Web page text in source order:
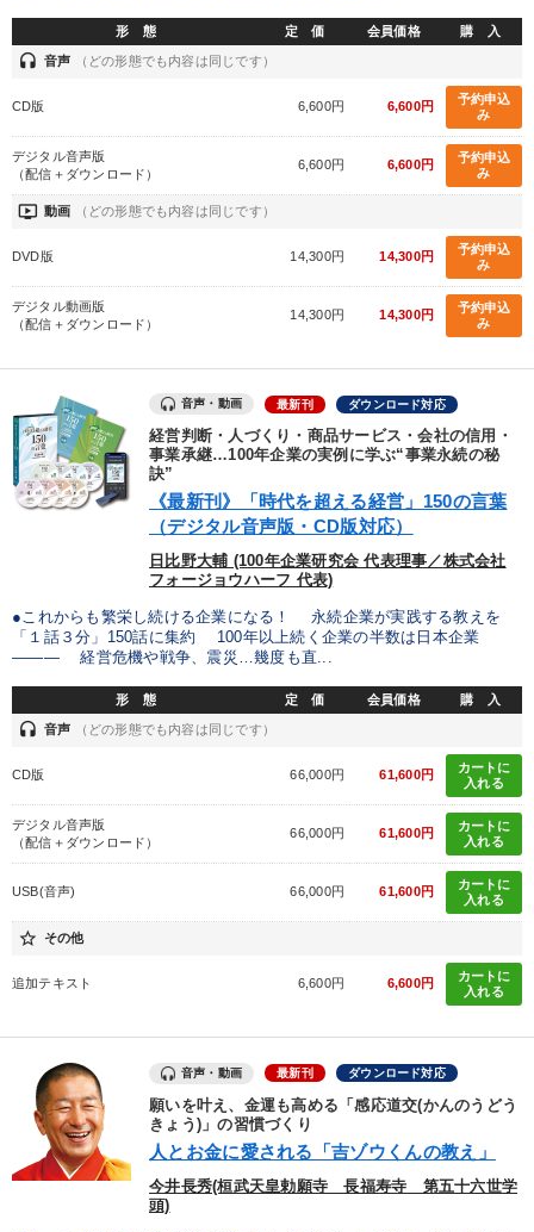
製造業 卸売・小売・飲食業 建設・不動産業
キーワード
ビジネスモデル
賃金制度 FCビジネス
ondemand_video 経営音声・動画を探す refresh 更新する
全国経営者セミナー収録物以外の経営教材（全762タイトル）からお探
しいただけます
集２タイトル
後継社長・アトツギ 成功哲学・人間学
全国経営者セミナー収録〈売れ筋・人気〉音声＆動画20選
最新刊・戦略参謀ChatGPT実戦法と中小企業のDXと講話ご案内
147回春季大会
「儲けの本質」を突く 【4月】音声・映像
最新トレンドと時代の潮流を押さえる
発想力を磨きたい 組織を強化したい 経営を改善したい
社員研修を行いたい
業績を伸ばしたい
形 態 定 価 会員価格 購 入
headset 音声 （どの形態でも内容は同じです）
CD版 6,600円 6,600円
予約申込
み
デジタル音声版
（配信＋ダウンロード）
6,600円 6,600円
予約申込
み
ondemand_video 動画 （どの形態でも内容は同じです）
DVD版 14,300円 14,300円
予約申込
み
デジタル動画版
（配信＋ダウンロード）
14,300円 14,300円
予約申込
み
音声・動画 最新刊 ダウンロード対応
経営判断・人づくり・商品サービス・会社の信用・
事業承継…100年企業の実例に学ぶ“事業永続の秘
訣”
《最新刊》「時代を超える経営」150の言葉
（デジタル音声版・CD版対応）
日比野大輔 (100年企業研究会 代表理事／株式会社
フォージョウハーフ 代表)
●これからも繁栄し続ける企業になる！ 永続企業が実践する教えを
「１話３分」150話に集約 100年以上続く企業の半数は日本企業
――― 経営危機や戦争、震災…幾度も直...
形 態 定 価 会員価格 購 入
headset 音声 （どの形態でも内容は同じです）
CD版 66,000円 61,600円
カートに
入れる
デジタル音声版
（配信＋ダウンロード）
66,000円 61,600円
カートに
入れる
USB(音声) 66,000円 61,600円
カートに
入れる
star_border その他
追加テキスト 6,600円 6,600円
カートに
入れる
音声・動画 最新刊 ダウンロード対応
願いを叶え、金運も高める「感応道交(かんのうどう
きょう)」の習慣づくり
人とお金に愛される「吉ゾウくんの教え」
今井長秀(桓武天皇勅願寺 長福寿寺 第五十六世学
頭)